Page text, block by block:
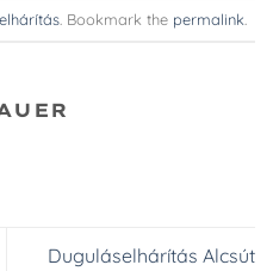
. Bookmark the permalink
Duguláselhárítás Alcsút